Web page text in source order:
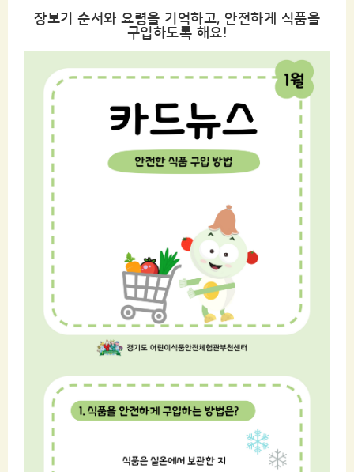
장보기 순서와 요령을 기억하고, 안전하게 식품을
구입하도록 해요!